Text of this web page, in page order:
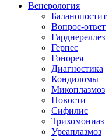
Венерология
Баланопостит
Вопрос-ответ
Гарднереллез
Герпес
Гонорея
Диагностика
Кондиломы
Микоплазмоз
Новости
Сифилис
Трихомониаз
Уреаплазмоз